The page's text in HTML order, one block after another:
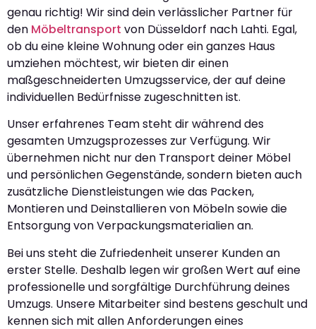
genau richtig! Wir sind dein verlässlicher Partner für
den Möbeltransport von Düsseldorf nach Lahti. Egal,
ob du eine kleine Wohnung oder ein ganzes Haus
umziehen möchtest, wir bieten dir einen
maßgeschneiderten Umzugsservice, der auf deine
individuellen Bedürfnisse zugeschnitten ist.
Unser erfahrenes Team steht dir während des
gesamten Umzugsprozesses zur Verfügung. Wir
übernehmen nicht nur den Transport deiner Möbel
und persönlichen Gegenstände, sondern bieten auch
zusätzliche Dienstleistungen wie das Packen,
Montieren und Deinstallieren von Möbeln sowie die
Entsorgung von Verpackungsmaterialien an.
Bei uns steht die Zufriedenheit unserer Kunden an
erster Stelle. Deshalb legen wir großen Wert auf eine
professionelle und sorgfältige Durchführung deines
Umzugs. Unsere Mitarbeiter sind bestens geschult und
kennen sich mit allen Anforderungen eines